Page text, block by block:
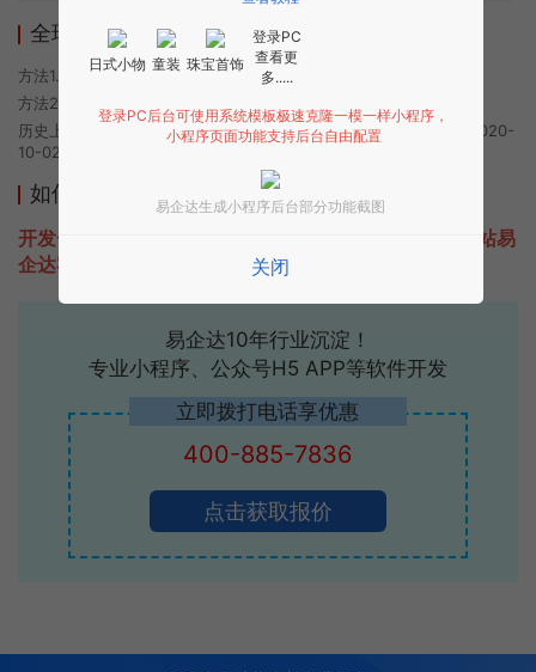
全球智慧城小程序使用方法
方法1. 使用微信扫描本页面上方二维码进入全球智慧城的小程序
方法2. 在微信中搜索“全球智慧城”即可进入小程序
历史上的今时小程序由全球智慧城团队开发，易企达小程序商店于2020-
10-02 17:29发布
如何开发类似全球智慧城的小程序
开发一款类似全球智慧城的小程序不难，只需要咨询本站易
企达客服即可为您定制开发，免费提供报价。
易企达10年行业沉淀！
专业小程序、公众号H5 APP等软件开发
立即拨打电话享优惠
400-885-7836
点击获取报价
日式小物 童装 珠宝首饰
登录PC
查看更
多.....
登录PC后台可使用系统模板极速克隆一模一样小程序，
小程序页面功能支持后台自由配置
易企达生成小程序后台部分功能截图
关闭